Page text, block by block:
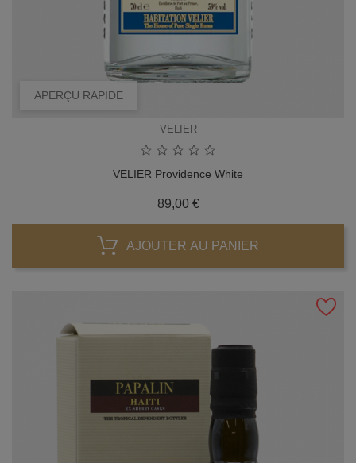
APERÇU RAPIDE
VELIER
VELIER Providence White
89,00 €Prix
AJOUTER AU PANIER